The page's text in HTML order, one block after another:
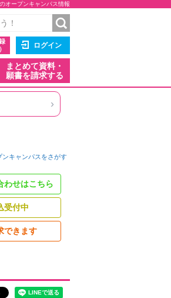
オープンキャンパス情報
ログイン
まとめて資料・
願書を請求する
›
ンキャンパスをさがす
わせはこちら
受付中
できます